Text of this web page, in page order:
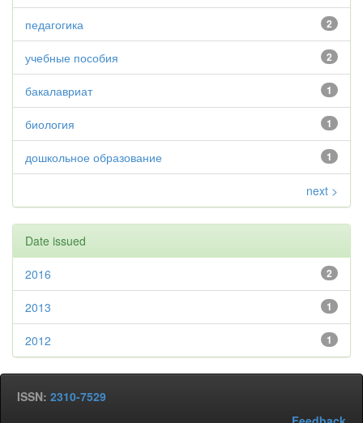
2
педагогика
2
учебные пособия
1
бакалавриат
1
биология
1
дошкольное образование
next >
Date issued
2
2016
1
2013
1
2012
ISSN: 2310-7529